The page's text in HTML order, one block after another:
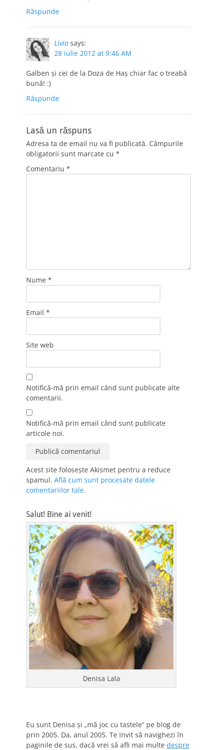
Răspunde
Livia says:
28 iulie 2012 at 9:46 AM
Galben şi cei de la Doza de Haş chiar fac o treabă
bună! :)
Răspunde
Lasă un răspuns
Adresa ta de email nu va fi publicată. Câmpurile
obligatorii sunt marcate cu *
Comentariu *
Nume *
Email *
Site web
Notifică-mă prin email când sunt publicate alte
comentarii.
Notifică-mă prin email când sunt publicate
articole noi.
Acest site folosește Akismet pentru a reduce
spamul. Află cum sunt procesate datele
comentariilor tale.
Salut! Bine ai venit!
Denisa Lala
Eu sunt Denisa și „mă joc cu tastele” pe blog de
prin 2005. Da, anul 2005. Te invit să navighezi în
paginile de sus, dacă vrei să afli mai multe despre